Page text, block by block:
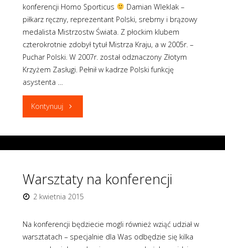
konferencji Homo Sporticus
Damian Wleklak –
piłkarz ręczny, reprezentant Polski, srebrny i brązowy
medalista Mistrzostw Świata. Z płockim klubem
czterokrotnie zdobył tytuł Mistrza Kraju, a w 2005r. –
Puchar Polski. W 2007r. został odznaczony Złotym
Krzyżem Zasługi. Pełnił w kadrze Polski funkcję
asystenta …
Kontynuuj "#15daysleft"
Warsztaty na konferencji
2 kwietnia 2015
Na konferencji będziecie mogli również wziąć udział w
warsztatach – specjalnie dla Was odbędzie się kilka